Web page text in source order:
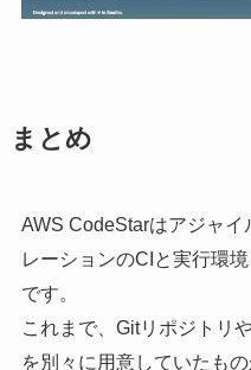
まとめ
AWS CodeStarはアジャ
レーションのCIと実行環
です。
これまで、Gitリポジトリ
を別々に用意していたも